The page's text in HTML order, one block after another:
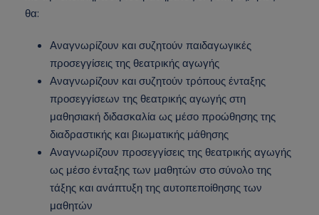
θα:
Αναγνωρίζουν και συζητούν παιδαγωγικές
προσεγγίσεις της θεατρικής αγωγής
Αναγνωρίζουν και συζητούν τρόπους ένταξης
προσεγγίσεων της θεατρικής αγωγής στη
μαθησιακή διδασκαλία ως μέσο προώθησης της
διαδραστικής και βιωματικής μάθησης
Αναγνωρίζουν προσεγγίσεις της θεατρικής αγωγής
ως μέσο ένταξης των μαθητών στο σύνολο της
τάξης και ανάπτυξη της αυτοπεποίθησης των
μαθητών